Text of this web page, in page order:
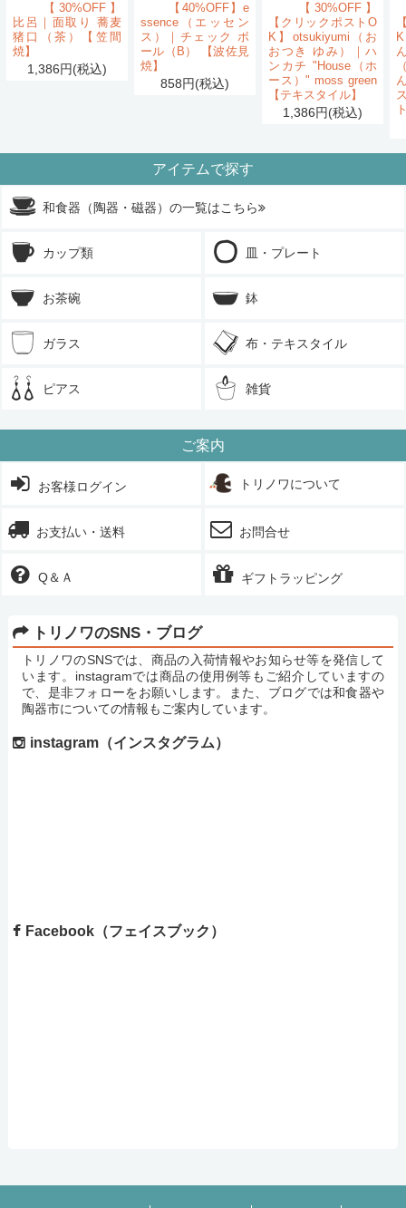
【30%OFF】
比呂｜面取り 蕎麦
猪口（茶）【笠間
焼】
1,386円(税込)
【40%OFF】e
ssence（エッセン
ス）｜チェック ボ
ール（B） 【波佐見
焼】
858円(税込)
【30%OFF】
【クリックポストO
K】otsukiyumi（お
おつき ゆみ）｜ハ
ンカチ "House（ホ
ース）" moss green
【テキスタイル】
1,386円(税込)
アイテムで探す
和食器（陶器・磁器）の一覧はこちら
カップ類 皿・プレート
お茶碗 鉢
ガラス 布・テキスタイル
ピアス 雑貨
ご案内
お客様ログイン トリノワについて
お支払い・送料 お問合せ
Q＆Ａ ギフトラッピング
トリノワのSNS・ブログ
トリノワのSNSでは、商品の入荷情報やお知らせ等を発信して
います。instagramでは商品の使用例等もご紹介していますの
で、是非フォローをお願いします。また、ブログでは和食器や
陶器市についての情報もご案内しています。
instagram（インスタグラム）
Facebook（フェイスブック）